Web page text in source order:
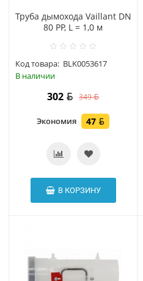
Труба дымохода Vaillant DN
80 PP, L = 1,0 м
Код товара: BLK0053617
В наличии
302 349
Экономия 47
В КОРЗИНУ